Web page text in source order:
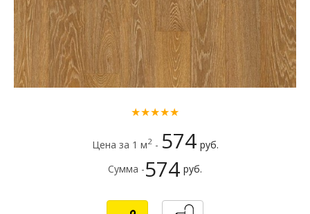
★★★★★
Цена за 1 м2- 574 руб.
Сумма -574 руб.